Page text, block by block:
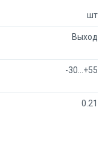
по разным
написать в онлайн-
шт
Выход
-30...+55
0.21